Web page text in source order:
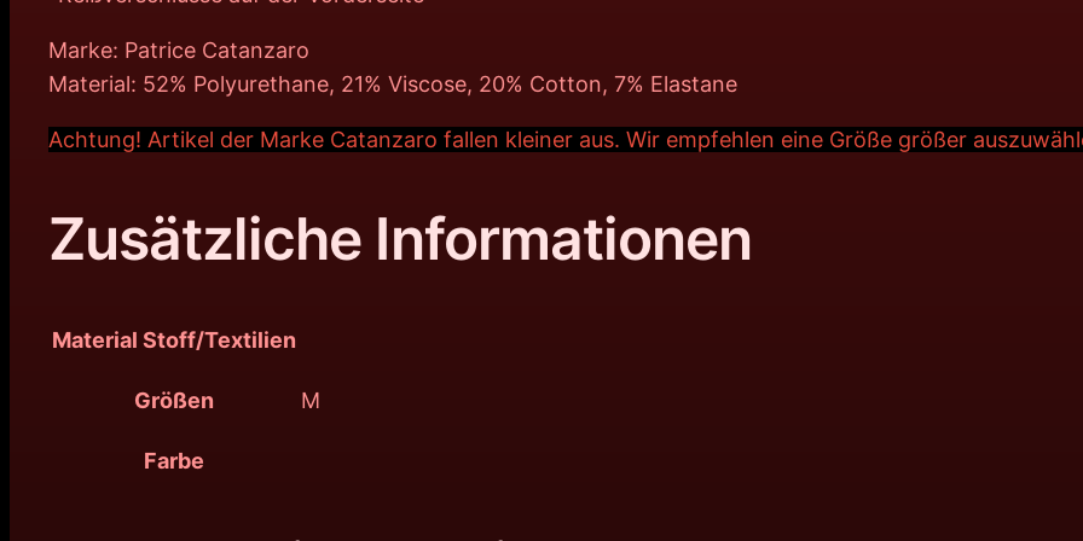
Marke: Patrice Catanzaro
Material: 52% Polyurethane, 21% Viscose, 20% Cotton, 7% Elastane
Achtung! Artikel der Marke Catanzaro fallen kleiner aus. Wir empfehlen eine Größe größer
Zusätzliche Informationen
Material Stoff/Textilien
Größen M
Farbe